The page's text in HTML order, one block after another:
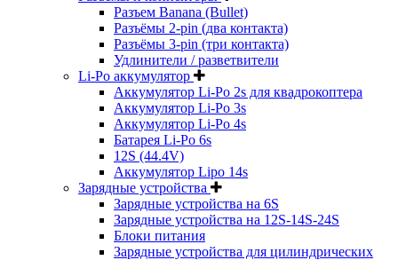
Разъем Banana (Bullet)
Разъёмы 2-pin (два контакта)
Разъёмы 3-pin (три контакта)
Удлинители / разветвители
Li-Po аккумулятор
Аккумулятор Li-Po 2s для квадрокоптера
Аккумулятор Li-Po 3s
Аккумулятор Li-Po 4s
Батарея Li-Po 6s
12S (44.4V)
Аккумулятор Lipo 14s
Зарядные устройства
Зарядные устройства на 6S
Зарядные устройства на 12S-14S-24S
Блоки питания
Зарядные устройства для цилиндрических